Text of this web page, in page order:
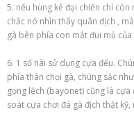
5. nếu hùng kê đại chiến chỉ còn
chắc nó nhìn thấy quân địch , mà
gà bên phía con mắtđui mù của
6. 1 số nài sử dụng cựa đểu.
phía thân chọi gà, chúng sắc
gọng lệch (bayonet) cũng là cựa
soát cựa chơi đá gà địch thật kỹ,